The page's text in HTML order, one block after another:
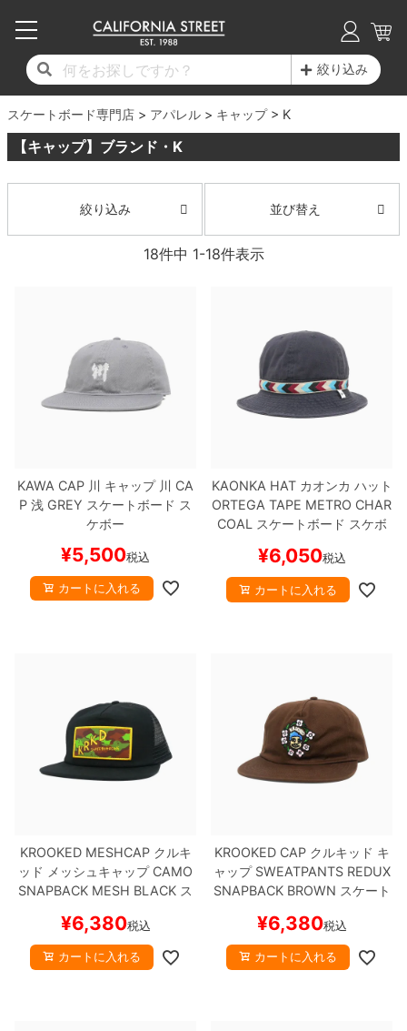
絞り込み
スケートボード専門店 アパレル キャップ K
【キャップ】ブランド・K
絞り込み 並び替え
18件中 1-18件表示
KAWA CAP 川 キャップ川 CA
P 浅 GREY スケートボード ス
ケボー
¥5,500税込
カートに入れる
KAONKA HATカオンカ ハット
ORTEGA TAPE METRO CHAR
COAL
スケートボード スケボ
¥6,050税込
カートに入れる
KROOKED MESHCAPクルキ
ッド メッシュキャップCAMO
SNAPBACK MESH BLACK ス
¥6,380税込
カートに入れる
KROOKED CAPクルキッド キ
ャップSWEATPANTS REDUX
SNAPBACKBROWN スケート
¥6,380税込
カートに入れる
17時までのご注文は当日発送！
11,000円以上で送料無料！
毎月1日はポイント5倍！10日と20日は3倍！
コンプリートセット（完成品）
デッキ
17時までのご注文は当日発送！
11,000円以上で送料無料！
毎月1日はポイント5倍！10日と20日は3倍！
デッキ新着一覧
デッキブランド一覧（全てのデッキ）
サイズからデッキを選ぶ
子供用デッキ
7.0inch以下
7.2inch
7.8inch
8.0inch
8.2inch
8.5inch
8.6inch
8.8inch
9.0inch以上
17時までのご注文は当日発送！
11,000円以上で送料無料！
毎月1日はポイント5倍！10日と20日は3倍！
トラック新着一覧
トラックブランド一覧（全てのトラック）
適合デッキサイズから選ぶ
7.0inch以下
7.2inch
7.3inch
7.9inch
8.1inch
8.3inch
8.6inch
8.7inch
8.9inch
17時までのご注文は当日発送！
11,000円以上で送料無料！
毎月1日はポイント5倍！10日と20日は3倍！
ウィール新着一覧
ウィールブランド一覧（全てのウィール）
ウィールをサイズから選ぶ
50mm
51mm
52mm
57mm
59mm
62mm
70mm
75mm
ボーンズ XF（エックスフォーミュラ）
ボーンズ STF（エスティーエフ）
ラ）
ソフトウィール（クルーザー）
ベアリング
デッキテープ
パーツ・その他
ヘルメット・パッド
メディア（雑誌・DVD・CD）
17時までのご注文は当日発送！
11,000円以上で送料無料！
毎月1日はポイント5倍！10日と20日は3倍！
シューズ新着一覧
シューズブランド一覧
シューズをサイズから選ぶ
20cm
21cm
22cm
24.5cm
25.5cm
26.5cm
28.5cm
29.5cm
インソール
シューレース・その他
17時までのご注文は当日発送！
11,000円以上で送料無料！
毎月1日はポイント5倍！10日と20日は3倍！
Tシャツ
ロングスリーブTシャツ
トレーナー・セーター
パンツ
長袖ボタンシャツ
半袖シャツ
アンダーウエア
サイズの測り方
17時までのご注文は当日発送！
11,000円以上で送料無料！
毎月1日はポイント5倍！10日と20日は3倍！
最新ブログ一覧
カテゴリー
17時までのご注文は当日発送！
11,000円以上で送料無料！
毎月1日はポイント5倍！10日と20日は3倍！
初心者の方へ
ブランド紹介
INFO
17時までのご注文は当日発送！
11,000円以上で送料無料！
毎月1日はポイント5倍！10日と20日は3倍！
店舗情報
ショップライダー紹介
プライバシーポリシー